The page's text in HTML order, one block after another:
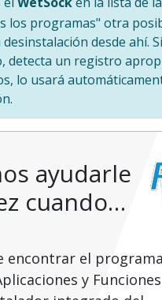
los programas" otra
desde ahí.
detecta un registro
lo usará
ayudarle
cuando…
encontrar el
y Funciones